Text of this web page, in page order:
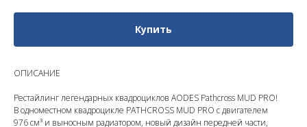
Купить
ОПИСАНИЕ
Рестайлинг легендарных квадроциклов AODES Pathcross MUD PRO!
В одноместном квадроцикле PATHCROSS MUD PRO с двигателем
976 см³ и выносным радиатором, новый дизайн передней части,